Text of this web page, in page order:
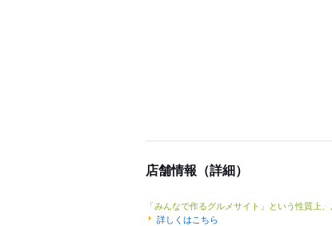
店舗情報（詳細）
「みんなで作るグルメサイト」という性質上
詳しくはこちら